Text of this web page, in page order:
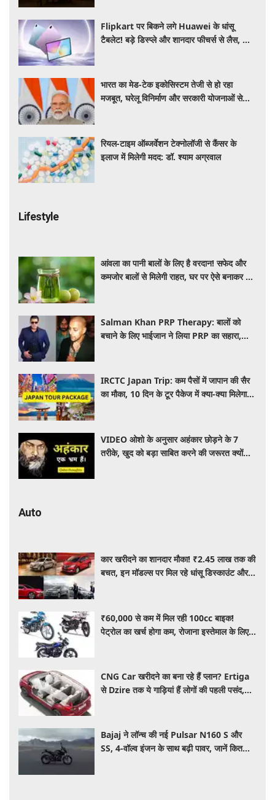
Flipkart पर बिकने लगे Huawei के धांसू
टैबलेट! बड़े डिस्प्ले और शानदार फीचर्स से लैस, जानें
भारत का मेड-टेक इकोसिस्टम तेजी से हो रहा
मजबूत, घरेलू विनिर्माण और सरकारी योजनाओं से
रियल-टाइम ऑब्जर्वेशन टेक्नोलॉजी से कैंसर के
इलाज में मिलेगी मदद: डॉ. श्याम अग्रवाल
Lifestyle
आंवला का पानी बालों के लिए है वरदान! सफेद और
कमजोर बालों से मिलेगी राहत, घर पर ऐसे बनाकर करें
Salman Khan PRP Therapy: बालों को
बचाने के लिए भाईजान ने लिया PRP का सहारा,
IRCTC Japan Trip: कम पैसों में जापान की सैर
का मौका, 10 दिन के टूर पैकेज में क्या-क्या मिलेगा?
VIDEO ओशो के अनुसार अहंकार छोड़ने के 7
तरीके, खुद को बड़ा साबित करने की जरूरत क्यों
Auto
कार खरीदने का शानदार मौका! ₹2.45 लाख तक की
बचत, इन मॉडल्स पर मिल रहे धांसू डिस्काउंट और
₹60,000 से कम में मिल रही 100cc बाइक!
पेट्रोल का खर्च होगा कम, रोजाना इस्तेमाल के लिए है
CNG Car खरीदने का बना रहे हैं प्लान? Ertiga
से Dzire तक ये गाड़ियां हैं लोगों की पहली पसंद,
Bajaj ने लॉन्च की नई Pulsar N160 S और
SS, 4-वॉल्व इंजन के साथ बढ़ी पावर, जानें कितनी है